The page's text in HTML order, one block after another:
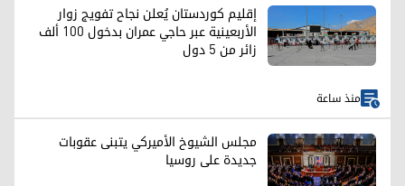
إقليم كوردستان يُعلن نجاح تفويج زوار
الأربعينية عبر حاجي عمران بدخول 100 ألف
زائر من 5 دول
منذ ساعة
مجلس الشيوخ الأميركي يتبنى عقوبات
جديدة على روسيا